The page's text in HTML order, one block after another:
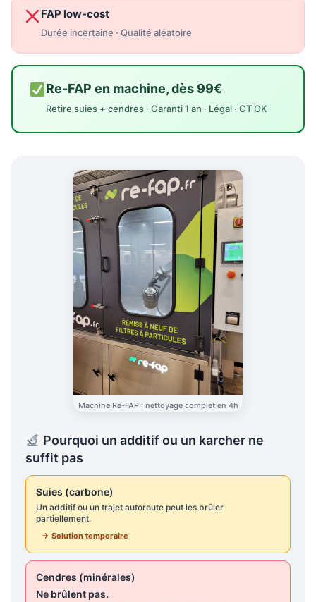
FAP low-cost
Durée incertaine · Qualité aléatoire
Re-FAP en machine, dès 99€
Retire suies + cendres · Garanti 1 an · Légal · CT OK
Machine Re-FAP : nettoyage complet en 4h
Pourquoi un additif ou un karcher ne
suffit pas
Suies (carbone)
Un additif ou un trajet autoroute peut les brûler
partiellement.
→ Solution temporaire
Cendres (minérales)
Ne brûlent pas.